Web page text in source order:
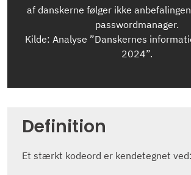
af danskerne følger ikke
passwordmanager.
Kilde: Analyse ”Danskernes
2024”.
Definition
Et stærkt kodeord er kendetegnet ved: